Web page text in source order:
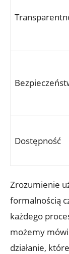
Dostępność
Zrozumienie
formalnością
każdego
możemy
działanie,